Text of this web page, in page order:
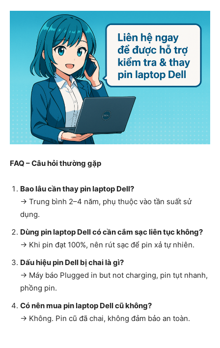
FAQ – Câu hỏi thường gặp
Bao lâu cần thay pin laptop Dell?
→ Trung bình 2–4 năm, phụ thuộc vào tần suất sử
dụng.
Dùng pin laptop Dell có cần cắm sạc liên tục không?
→ Khi pin đạt 100%, nên rút sạc để pin xả tự nhiên.
Dấu hiệu pin Dell bị chai là gì?
→ Máy báo Plugged in but not charging, pin tụt nhanh,
phồng pin.
Có nên mua pin laptop Dell cũ không?
→ Không. Pin cũ đã chai, không đảm bảo an toàn.